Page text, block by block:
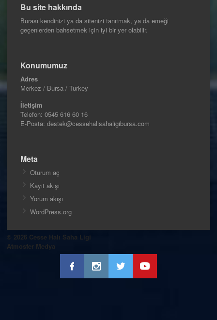
Bu site hakkında
Burası kendinizi ya da sitenizi tanıtmak, ya da emeği
geçenlerden bahsetmek için iyi bir yer olabilir.
Konumumuz
Adres
Merkez / Bursa / Turkey
İletişim
Telefon: 0545 616 60 16
E-Posta: destek@cessehalisahaligibursa.com
Meta
Oturum aç
Kayıt akışı
Yorum akışı
WordPress.org
© 2026 Cesse Halı Saha Ligi
Atmosfer Medya